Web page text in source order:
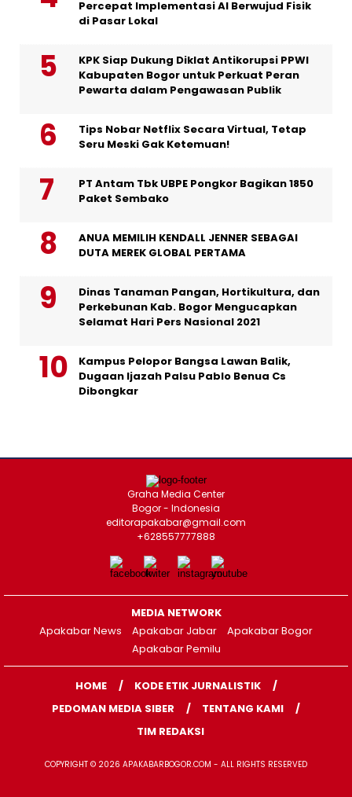
Percepat Implementasi AI Berwujud Fisik
di Pasar Lokal
KPK Siap Dukung Diklat Antikorupsi PPWI
Kabupaten Bogor untuk Perkuat Peran
Pewarta dalam Pengawasan Publik
Tips Nobar Netflix Secara Virtual, Tetap
Seru Meski Gak Ketemuan!
PT Antam Tbk UBPE Pongkor Bagikan 1850
Paket Sembako
ANUA MEMILIH KENDALL JENNER SEBAGAI
DUTA MEREK GLOBAL PERTAMA
Dinas Tanaman Pangan, Hortikultura, dan
Perkebunan Kab. Bogor Mengucapkan
Selamat Hari Pers Nasional 2021
Kampus Pelopor Bangsa Lawan Balik,
Dugaan Ijazah Palsu Pablo Benua Cs
Dibongkar
Graha Media Center
Bogor - Indonesia
editorapakabar@gmail.com
+628557777888
MEDIA NETWORK
Apakabar News
Apakabar Jabar
Apakabar Bogor
Apakabar Pemilu
HOME
KODE ETIK JURNALISTIK
PEDOMAN MEDIA SIBER
TENTANG KAMI
TIM REDAKSI
COPYRIGHT © 2026 APAKABARBOGOR.COM - ALL RIGHTS RESERVED